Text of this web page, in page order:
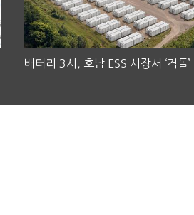
배터리 3사, 호남 ESS 시장서 ‘격돌’